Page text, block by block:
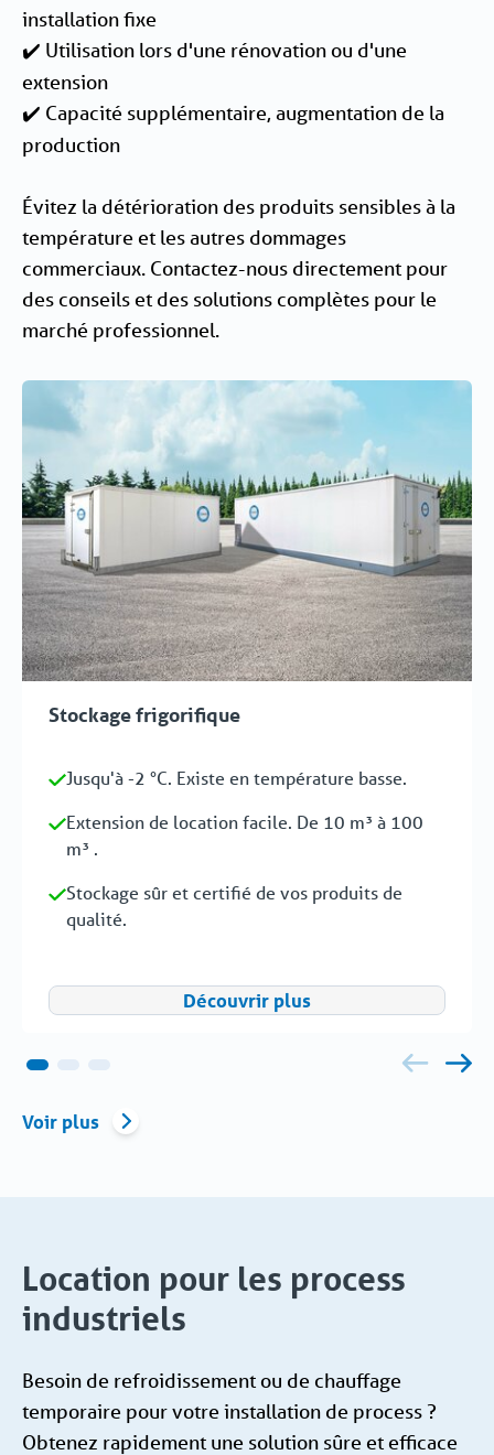
installation fixe
✔️ Utilisation lors d'une rénovation ou d'une
extension
✔️ Capacité supplémentaire, augmentation de la
production
Évitez la détérioration des produits sensibles à la
température et les autres dommages
commerciaux. Contactez-nous directement pour
des conseils et des solutions complètes pour le
marché professionnel.
Stockage frigorifique
Jusqu'à -2 °C. Existe en température basse.
Extension de location facile. De 10 m³ à 100
m³ .
Stockage sûr et certifié de vos produits de
qualité.
Découvrir plus
Voir plus
Location pour les process
industriels
Besoin de refroidissement ou de chauffage
temporaire pour votre installation de process ?
Obtenez rapidement une solution sûre et efficace